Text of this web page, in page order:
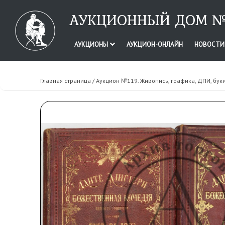
АУКЦИОННЫЙ ДОМ
АУКЦИОНЫ АУКЦИОН-ОНЛАЙН
Главная страница /Аукцион №119. Живопись, графика, ДПИ,